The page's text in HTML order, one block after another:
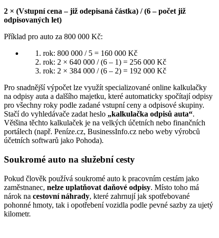
2 × (Vstupní cena – již odepisaná částka) / (6 – počet již
odpisovaných let)
Příklad pro auto za 800 000 Kč:
rok: 800 000 / 5 = 160 000 Kč
rok: 2 × 640 000 / (6 – 1) = 256 000 Kč
rok: 2 × 384 000 / (6 – 2) = 192 000 Kč
Pro snadnější výpočet lze využít specializované online kalkulačky
na odpisy auta a dalšího majetku, které automaticky spočítají odpisy
pro všechny roky podle zadané vstupní ceny a odpisové skupiny.
Stačí do vyhledávače zadat heslo „kalkulačka odpisů auta“.
Většina těchto kalkulaček je na velkých účetních nebo finančních
portálech (např. Peníze.cz, BusinessInfo.cz nebo weby výrobců
účetních softwarů jako Pohoda).
Soukromé auto na služební cesty
Pokud člověk používá soukromé auto k pracovním cestám jako
zaměstnanec, nelze uplatňovat daňové odpisy. Místo toho má
nárok na cestovní náhrady, které zahrnují jak spotřebované
pohonné hmoty, tak i opotřebení vozidla podle pevné sazby za ujetý
kilometr.